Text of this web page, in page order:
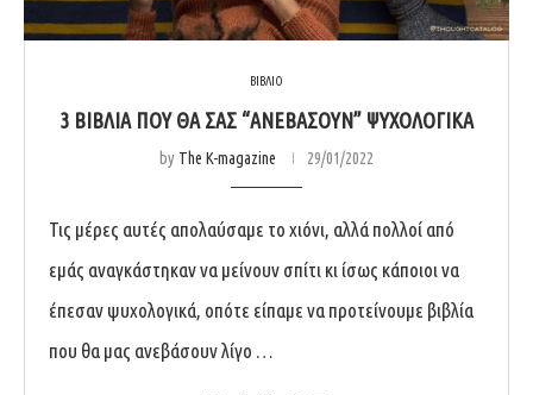
ΒΙΒΛΙΟ
3 ΒΙΒΛΊΑ ΠΟΥ ΘΑ ΣΑΣ “ΑΝΕΒΆΣΟΥΝ” ΨΥΧΟΛΟΓΙΚΆ
by The K-magazine 29/01/2022
Τις μέρες αυτές απολαύσαμε το χιόνι, αλλά πολλοί από
εμάς αναγκάστηκαν να μείνουν σπίτι κι ίσως κάποιοι να
έπεσαν ψυχολογικά, οπότε είπαμε να προτείνουμε βιβλία
που θα μας ανεβάσουν λίγο …